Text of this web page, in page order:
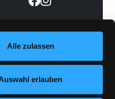
Alle zulassen
erlauben